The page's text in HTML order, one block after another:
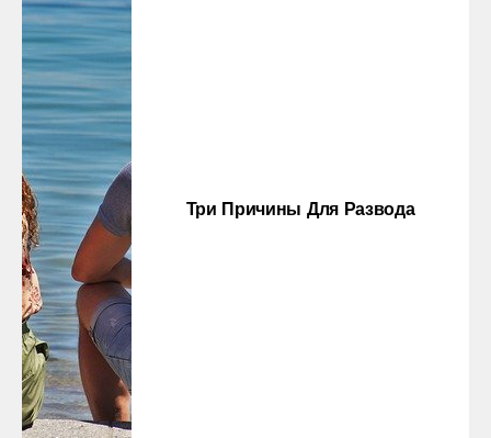
Три Причины Для Развода